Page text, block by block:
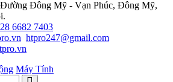
Đường Đông Mỹ - Vạn Phúc, Đông Mỹ,
6682 7403
htpro247@gmail.com
Máy Tính